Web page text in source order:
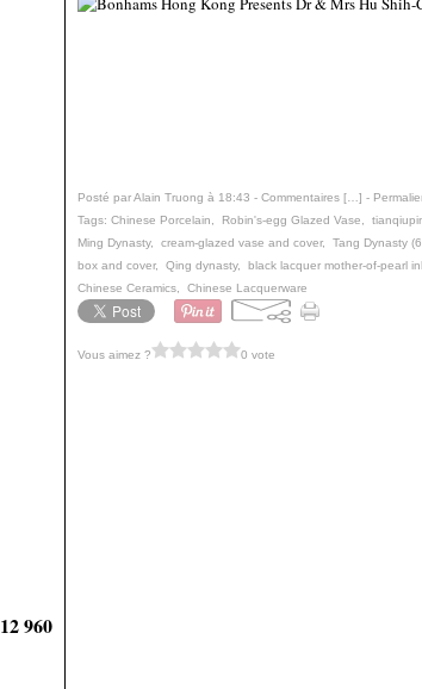
960
Posté par Alain Truong à 18:43 - Commentaires [ ] -
Tags: Chinese Porcelain Robin's-egg Glazed Vase
Ming Dynasty, cream-glazed vase and cover, Tang Dynasty
box and cover, Qing dynasty, black lacquer mother-of-pearl
Chinese Ceramics
Chinese Lacquerware
Vous aimez ? 0 vote